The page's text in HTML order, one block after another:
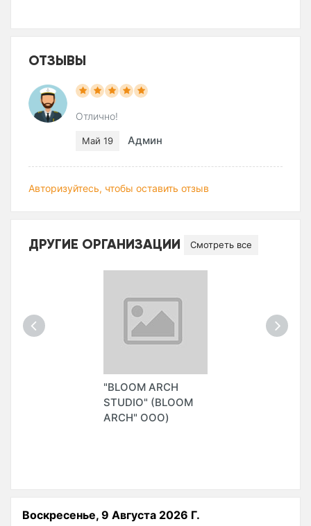
ОТЗЫВЫ
Отлично!
Май 19 Админ
Авторизуйтесь, чтобы оставить отзыв
ДРУГИЕ ОРГАНИЗАЦИИ Смотреть все
"BLOOM ARCH
STUDIO" (BLOOM
ARCH" ООО)
Воскресенье, 9 Августа 2026 Г.